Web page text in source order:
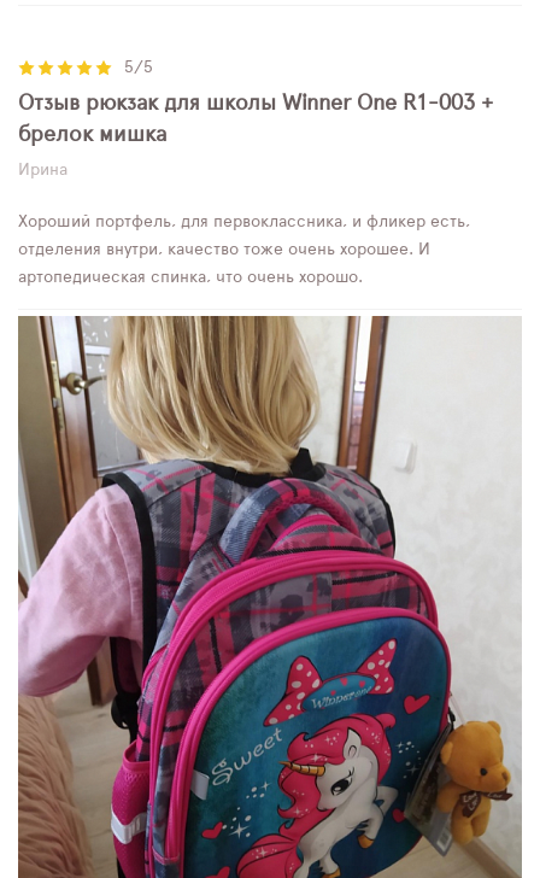
5/5
Отзыв рюкзак для школы Winner One R1-003 +
брелок мишка
Ирина
Хороший портфель, для первоклассника, и фликер есть,
отделения внутри, качество тоже очень хорошее. И
артопедическая спинка, что очень хорошо.